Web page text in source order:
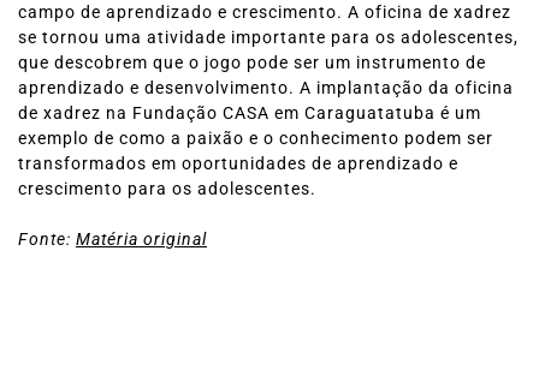
campo de aprendizado e crescimento. A oficina de xadrez
se tornou uma atividade importante para os adolescentes,
que descobrem que o jogo pode ser um instrumento de
aprendizado e desenvolvimento. A implantação da oficina
de xadrez na Fundação CASA em Caraguatatuba é um
exemplo de como a paixão e o conhecimento podem ser
transformados em oportunidades de aprendizado e
crescimento para os adolescentes.
Fonte: Matéria original